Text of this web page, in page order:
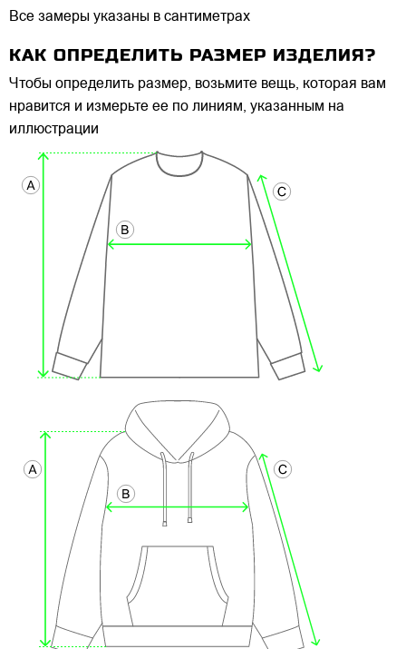
Все замеры указаны в сантиметрах
КАК ОПРЕДЕЛИТЬ РАЗМЕР ИЗДЕЛИЯ?
Чтобы определить размер, возьмите вещь, которая вам
нравится и измерьте ее по линиям, указанным на
иллюстрации